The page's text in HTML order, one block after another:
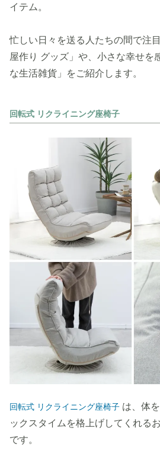
イテム。
忙しい日々を送る人たちの間で注
屋作り グッズ」や、小さな幸せを
な生活雑貨」をご紹介します。
回転式 リクライニング座椅子
回転式 リクライニング座椅子 は、体
ックスタイムを格上げしてくれる
です。